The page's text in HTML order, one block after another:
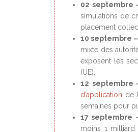
02 septembre
simulations de
placement
10 septembre –
mixte des
exposent les
(UE).
12 septembre
d’application de
semaines pour
17 septembre
moins 1 milliard